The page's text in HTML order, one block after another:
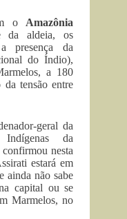
oAmazônia
da aldeia, os
presença da
do Índio),
a 180
tensão entre
geral da
Indígenas da
nesta
estará em
não sabe
capital ou se
Marmelos, no